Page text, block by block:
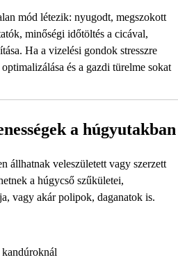
mód létezik: nyugodt, megszokott
minőségi időtöltés a cicával,
Ha a vizelési gondok stresszre
és a gazdi türelme sokat
a húgyutakban
állhatnak veleszületett vagy szerzett
a húgycső szűkületei,
vagy akár polipok, daganatok is.